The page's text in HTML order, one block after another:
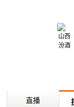
直播